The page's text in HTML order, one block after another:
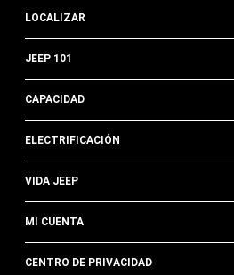
LOCALIZAR
JEEP 101
CAPACIDAD
ELECTRIFICACIÓN
VIDA JEEP
MI CUENTA
CENTRO DE PRIVACIDAD